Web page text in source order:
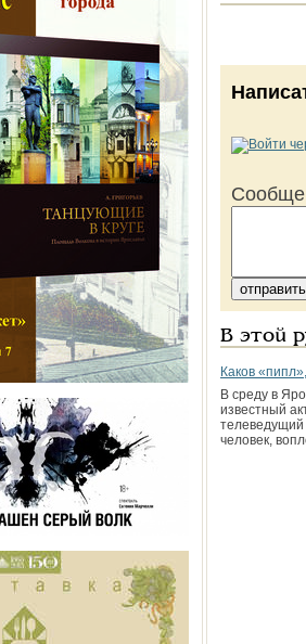
В этой
Каков
В среду в
известный
человек,